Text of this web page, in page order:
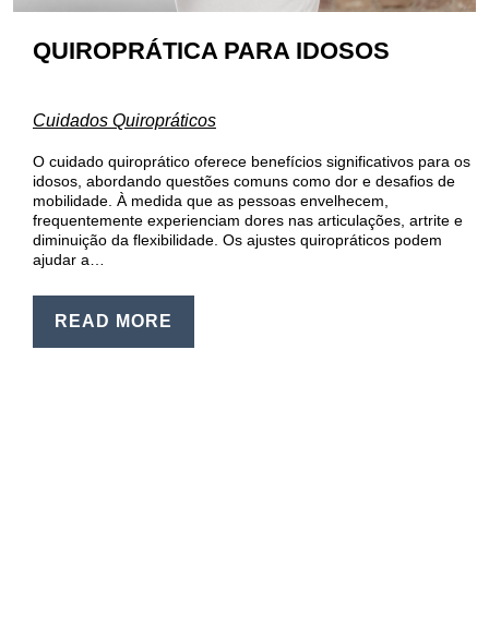
QUIROPRÁTICA PARA IDOSOS
Cuidados Quiropráticos
O cuidado quiroprático oferece benefícios significativos para os
idosos, abordando questões comuns como dor e desafios de
mobilidade. À medida que as pessoas envelhecem,
frequentemente experienciam dores nas articulações, artrite e
diminuição da flexibilidade. Os ajustes quiropráticos podem
ajudar a…
READ MORE